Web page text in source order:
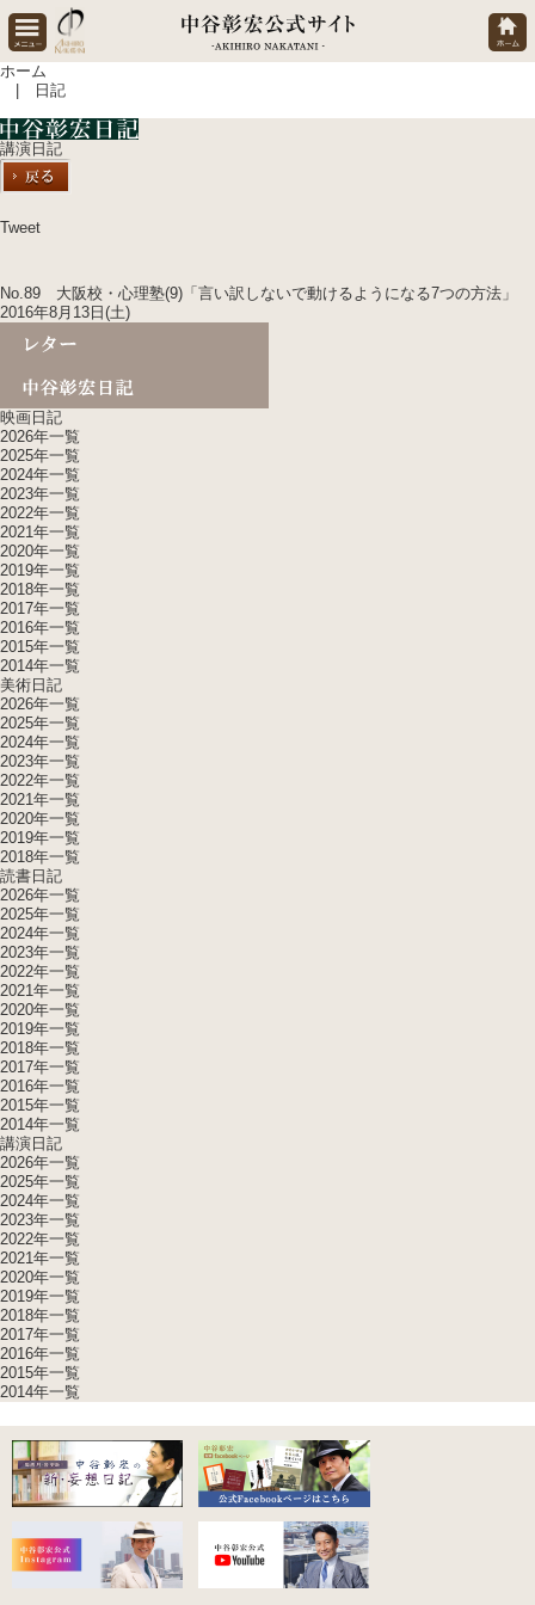
ホーム
| 日記
講演日記
Tweet
No.89 大阪校・心理塾(9)「言い訳しないで動けるようになる7つの方法」
2016年8月13日(土)
映画日記
2026年一覧
2025年一覧
2024年一覧
2023年一覧
2022年一覧
2021年一覧
2020年一覧
2019年一覧
2018年一覧
2017年一覧
2016年一覧
2015年一覧
2014年一覧
美術日記
2026年一覧
2025年一覧
2024年一覧
2023年一覧
2022年一覧
2021年一覧
2020年一覧
2019年一覧
2018年一覧
読書日記
2026年一覧
2025年一覧
2024年一覧
2023年一覧
2022年一覧
2021年一覧
2020年一覧
2019年一覧
2018年一覧
2017年一覧
2016年一覧
2015年一覧
2014年一覧
講演日記
2026年一覧
2025年一覧
2024年一覧
2023年一覧
2022年一覧
2021年一覧
2020年一覧
2019年一覧
2018年一覧
2017年一覧
2016年一覧
2015年一覧
2014年一覧